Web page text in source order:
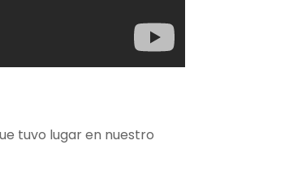
tuvo lugar en nuestro